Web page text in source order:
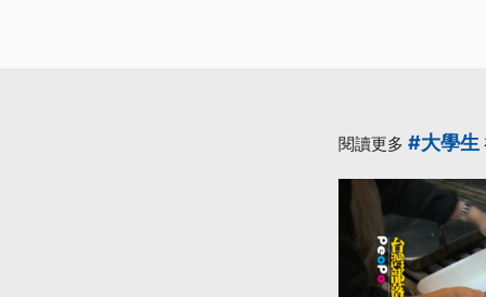
閱讀更多 #大學生